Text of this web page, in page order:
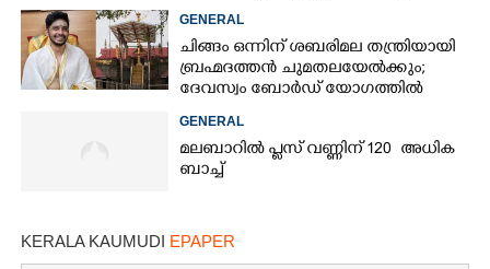
GENERAL
ചിങ്ങം ഒന്നിന് ശബരിമല തന്ത്രിയായി
ബ്രഹ്മദത്തൻ ചുമതലയേൽക്കും;
ദേവസ്വം ബോർഡ് യോഗത്തിൽ
തീരുമാനം
GENERAL
മലബാറിൽ പ്ലസ് വണ്ണിന് 120 അധിക
ബാച്ച്
KERALA KAUMUDI EPAPER